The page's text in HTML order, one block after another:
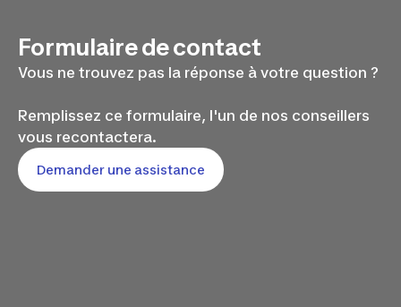
Formulaire de contact
Vous ne trouvez pas la réponse à votre question ?
Remplissez ce formulaire, l'un de nos conseillers
vous recontactera.
Demander une assistance